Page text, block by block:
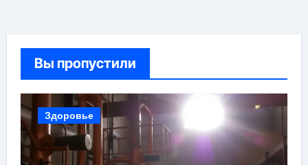
Вы пропустили
Здоровье